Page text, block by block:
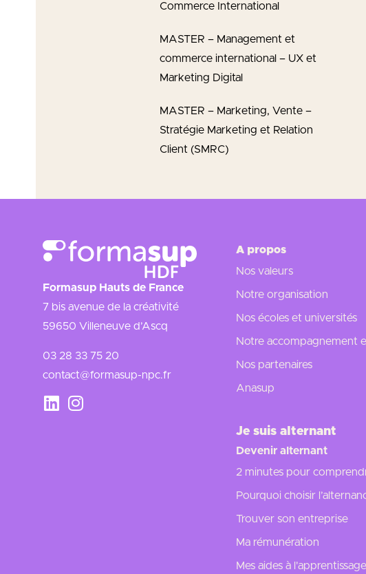
Commerce International
MASTER – Management et
commerce international – UX et
Marketing Digital
MASTER – Marketing, Vente –
Stratégie Marketing et Relation
Client (SMRC)
Formasup Hauts de France
7 bis avenue de la créativité
59650 Villeneuve d’Ascq
03 28 33 75 20
contact@formasup-npc.fr
A propos
Nos valeurs
Notre organisation
Nos écoles et universités
Notre accompagnement
Nos partenaires
Anasup
Je suis alternant
Devenir alternant
2 minutes pour
Pourquoi choisir
Trouver son entreprise
Ma rémunération
Mes aides à l'apprentissage